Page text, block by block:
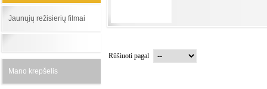
Jaunųjų režisierių filmai
Mano krepšelis
Rūšiuoti pagal